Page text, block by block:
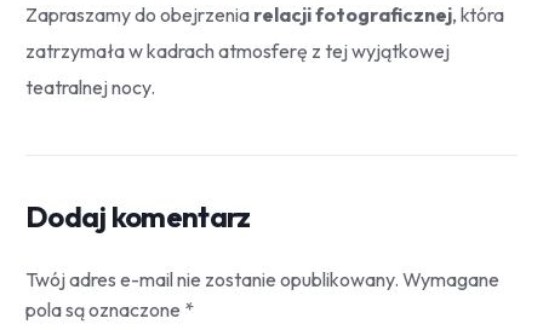
Zapraszamy do obejrzenia relacji fotograficznej, która
zatrzymała w kadrach atmosferę z tej wyjątkowej
teatralnej nocy.
Dodaj komentarz
Twój adres e-mail nie zostanie opublikowany. Wymagane
pola są oznaczone *